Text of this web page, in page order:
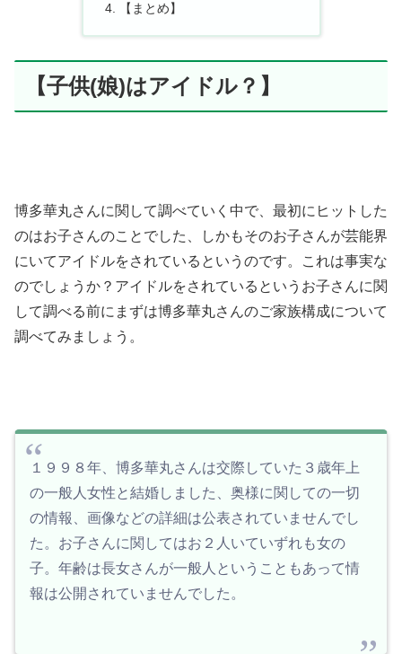
【まとめ】
【子供(娘)はアイドル？】
博多華丸さんに関して調べていく中で、最初にヒットした
のはお子さんのことでした、しかもそのお子さんが芸能界
にいてアイドルをされているというのです。これは事実な
のでしょうか？アイドルをされているというお子さんに関
して調べる前にまずは博多華丸さんのご家族構成について
調べてみましょう。
１９９８年、博多華丸さんは交際していた３歳年上
の一般人女性と結婚しました、奥様に関しての一切
の情報、画像などの詳細は公表されていませんでし
た。お子さんに関してはお２人いていずれも女の
子。年齢は長女さんが一般人ということもあって情
報は公開されていませんでした。